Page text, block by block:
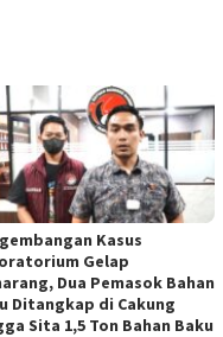
Kasus
Gelap
Dua Pemasok Bahan
Ditangkap di Cakung
Sita 1,5 Ton Bahan Baku